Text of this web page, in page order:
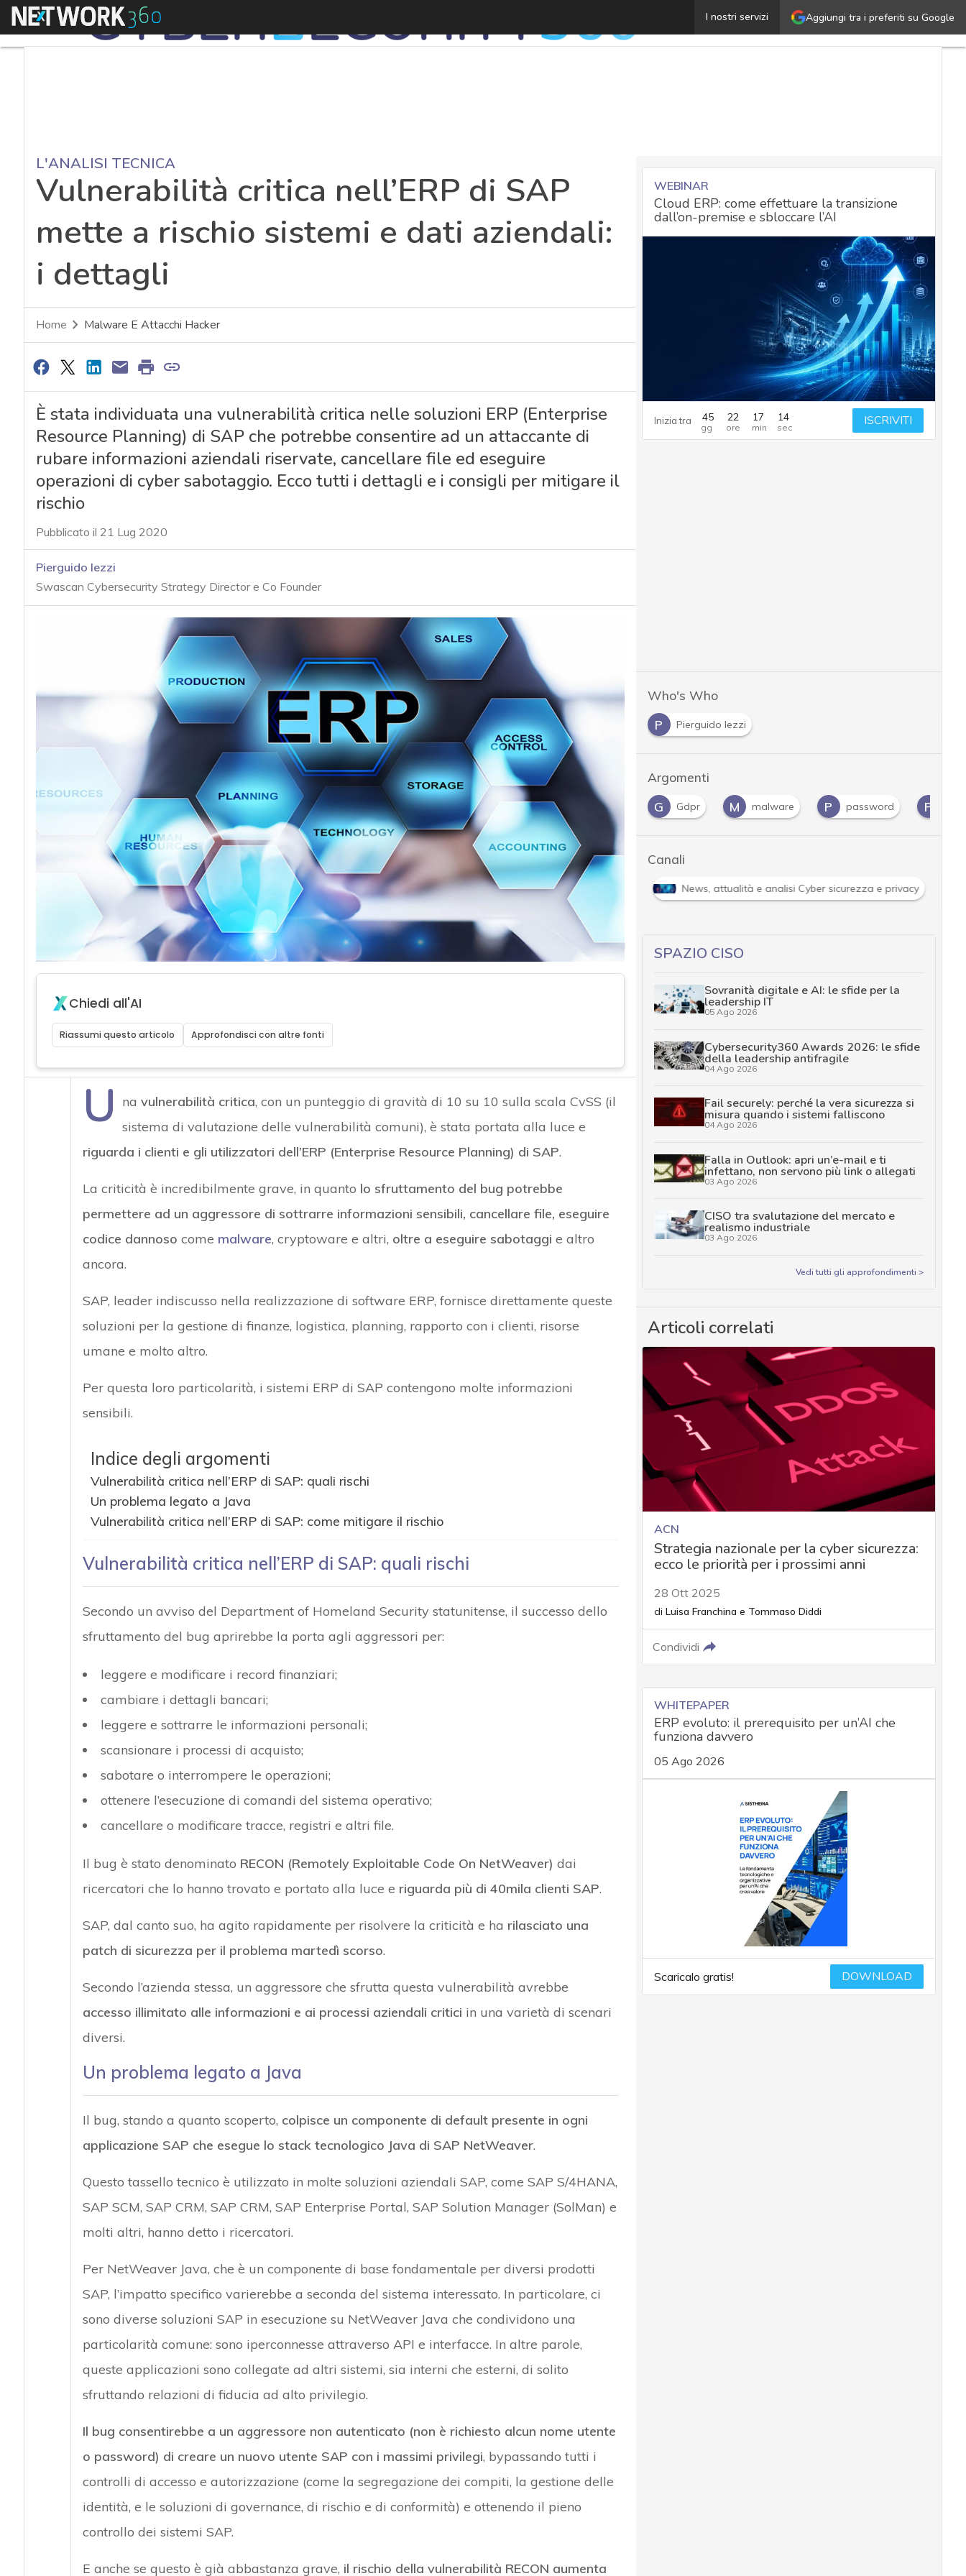
Aggiungi tra i preferiti su Google
I nostri servizi
Menu Vulnerabilità critica nell’ERP di SAP mette a rischio
L'ANALISI TECNICA
Vulnerabilità critica nell’ERP di SAP
mette a rischio sistemi e dati aziendali:
i dettagli
Home Malware E Attacchi Hacker
È stata individuata una vulnerabilità critica nelle soluzioni ERP (Enterprise
Resource Planning) di SAP che potrebbe consentire ad un attaccante di
rubare informazioni aziendali riservate, cancellare file ed eseguire
operazioni di cyber sabotaggio. Ecco tutti i dettagli e i consigli per mitigare il
rischio
Pubblicato il 21 Lug 2020
Pierguido Iezzi
Swascan Cybersecurity Strategy Director e Co Founder
Chiedi all'AI
Riassumi questo articolo Approfondisci con altre fonti
U na vulnerabilità critica, con un punteggio di gravità di 10 su 10 sulla scala CvSS (il
sistema di valutazione delle vulnerabilità comuni), è stata portata alla luce e
riguarda i clienti e gli utilizzatori dell’ERP (Enterprise Resource Planning) di SAP.
La criticità è incredibilmente grave, in quanto lo sfruttamento del bug potrebbe
permettere ad un aggressore di sottrarre informazioni sensibili, cancellare file, eseguire
codice dannoso come malware, cryptoware e altri, oltre a eseguire sabotaggi e altro
ancora.
SAP, leader indiscusso nella realizzazione di software ERP, fornisce direttamente queste
soluzioni per la gestione di finanze, logistica, planning, rapporto con i clienti, risorse
umane e molto altro.
Per questa loro particolarità, i sistemi ERP di SAP contengono molte informazioni
sensibili.
Indice degli argomenti
Vulnerabilità critica nell’ERP di SAP: quali rischi
Un problema legato a Java
Vulnerabilità critica nell’ERP di SAP: come mitigare il rischio
Vulnerabilità critica nell’ERP di SAP: quali rischi
Secondo un avviso del Department of Homeland Security statunitense, il successo dello
sfruttamento del bug aprirebbe la porta agli aggressori per:
leggere e modificare i record finanziari;
cambiare i dettagli bancari;
leggere e sottrarre le informazioni personali;
scansionare i processi di acquisto;
sabotare o interrompere le operazioni;
ottenere l’esecuzione di comandi del sistema operativo;
cancellare o modificare tracce, registri e altri file.
Il bug è stato denominato RECON (Remotely Exploitable Code On NetWeaver) dai
ricercatori che lo hanno trovato e portato alla luce e riguarda più di 40mila clienti SAP.
SAP, dal canto suo, ha agito rapidamente per risolvere la criticità e ha rilasciato una
patch di sicurezza per il problema martedì scorso.
Secondo l’azienda stessa, un aggressore che sfrutta questa vulnerabilità avrebbe
accesso illimitato alle informazioni e ai processi aziendali critici in una varietà di scenari
diversi.
Un problema legato a Java
Il bug, stando a quanto scoperto, colpisce un componente di default presente in ogni
applicazione SAP che esegue lo stack tecnologico Java di SAP NetWeaver.
Questo tassello tecnico è utilizzato in molte soluzioni aziendali SAP, come SAP S/4HANA,
SAP SCM, SAP CRM, SAP CRM, SAP Enterprise Portal, SAP Solution Manager (SolMan) e
molti altri, hanno detto i ricercatori.
Per NetWeaver Java, che è un componente di base fondamentale per diversi prodotti
SAP, l’impatto specifico varierebbe a seconda del sistema interessato. In particolare, ci
sono diverse soluzioni SAP in esecuzione su NetWeaver Java che condividono una
particolarità comune: sono iperconnesse attraverso API e interfacce. In altre parole,
queste applicazioni sono collegate ad altri sistemi, sia interni che esterni, di solito
sfruttando relazioni di fiducia ad alto privilegio.
Il bug consentirebbe a un aggressore non autenticato (non è richiesto alcun nome utente
o password) di creare un nuovo utente SAP con i massimi privilegi, bypassando tutti i
controlli di accesso e autorizzazione (come la segregazione dei compiti, la gestione delle
identità, e le soluzioni di governance, di rischio e di conformità) e ottenendo il pieno
controllo dei sistemi SAP.
E anche se questo è già abbastanza grave, il rischio della vulnerabilità RECON aumenta
WEBINAR
Cloud ERP: come effettuare la transizione
dall’on-premise e sbloccare l’AI
Inizia tra 45 22 17 13 ISCRIVITI
Who's Who
P
Pierguido Iezzi
Argomenti
A
Applicazioni G Gdpr M malware P password P
Canali
Attacchi hacker e Malware: le ultime news in tempo reale e gli approfondimenti News, attualità e analisi Cyber sicurezza e privacy
SPAZIO CISO
Sovranità digitale e AI: le sfide per la
leadership IT
05 Ago 2026
Cybersecurity360 Awards 2026: le sfide
della leadership antifragile
04 Ago 2026
Fail securely: perché la vera sicurezza si
misura quando i sistemi falliscono
04 Ago 2026
Falla in Outlook: apri un’e-mail e ti
infettano, non servono più link o allegati
03 Ago 2026
CISO tra svalutazione del mercato e
realismo industriale
03 Ago 2026
Vedi tutti gli approfondimenti >
Articoli correlati
ACN
Strategia nazionale per la cyber sicurezza:
ecco le priorità per i prossimi anni
28 Ott 2025
di Luisa Franchina e Tommaso Diddi
Condividi
WHITEPAPER
ERP evoluto: il prerequisito per un’AI che
funziona davvero
05 Ago 2026
Scaricalo gratis! DOWNLOAD